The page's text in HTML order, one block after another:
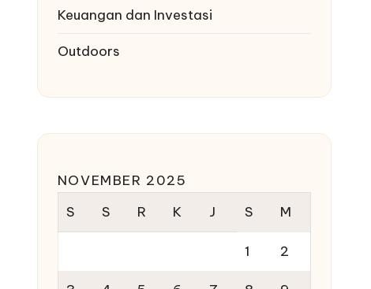
Keuangan dan Investasi
Outdoors
NOVEMBER 2025
S
S R K J S M
1 2